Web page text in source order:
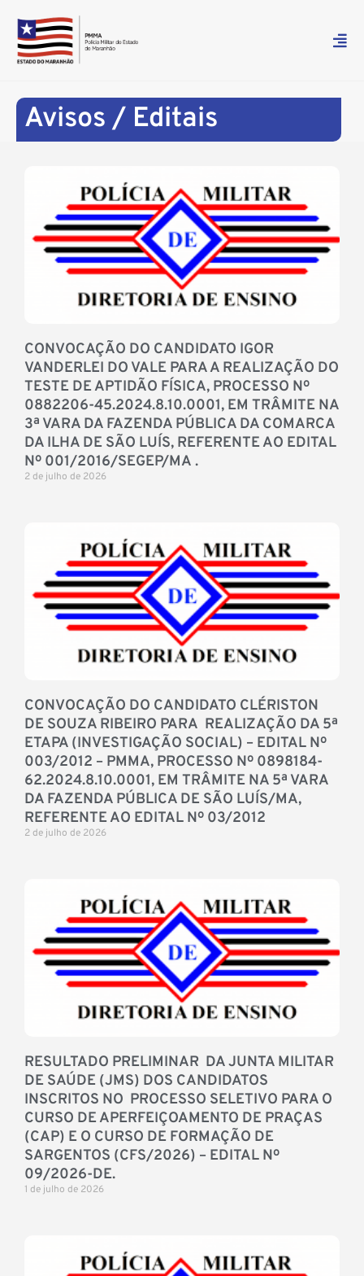
Avisos / Editais
CONVOCAÇÃO DO CANDIDATO IGOR
VANDERLEI DO VALE PARA A REALIZAÇÃO DO
TESTE DE APTIDÃO FÍSICA, PROCESSO Nº
0882206-45.2024.8.10.0001, EM TRÂMITE NA
3ª VARA DA FAZENDA PÚBLICA DA COMARCA
DA ILHA DE SÃO LUÍS, REFERENTE AO EDITAL
Nº 001/2016/SEGEP/MA .
2 de julho de 2026
CONVOCAÇÃO DO CANDIDATO CLÉRISTON
DE SOUZA RIBEIRO PARA REALIZAÇÃO DA 5ª
ETAPA (INVESTIGAÇÃO SOCIAL) – EDITAL Nº
003/2012 – PMMA, PROCESSO Nº 0898184-
62.2024.8.10.0001, EM TRÂMITE NA 5ª VARA
DA FAZENDA PÚBLICA DE SÃO LUÍS/MA,
REFERENTE AO EDITAL Nº 03/2012
2 de julho de 2026
RESULTADO PRELIMINAR DA JUNTA MILITAR
DE SAÚDE (JMS) DOS CANDIDATOS
INSCRITOS NO PROCESSO SELETIVO PARA O
CURSO DE APERFEIÇOAMENTO DE PRAÇAS
(CAP) E O CURSO DE FORMAÇÃO DE
SARGENTOS (CFS/2026) – EDITAL Nº
09/2026-DE.
1 de julho de 2026